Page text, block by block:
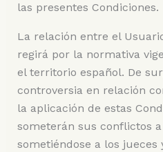
las presentes Condiciones.
La relación entre el
regirá por la normativa
el territorio español. De
controversia en relación
la aplicación de estas
someterán sus conflictos
sometiéndose a los